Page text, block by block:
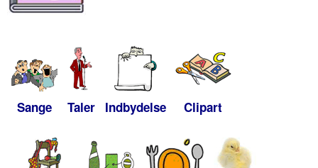
Sange Taler Indbydelse Clipart